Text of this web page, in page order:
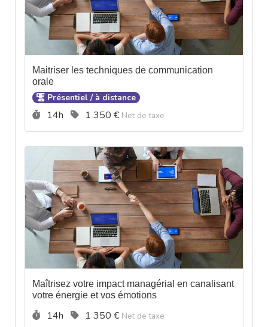
Maitriser les techniques de communication
orale
Présentiel / à distance
Durée :
14h Prix :
1 350 € Net de taxe
Maîtrisez votre impact managérial en canalisant
votre énergie et vos émotions
Durée :
14h Prix :
1 350 € Net de taxe